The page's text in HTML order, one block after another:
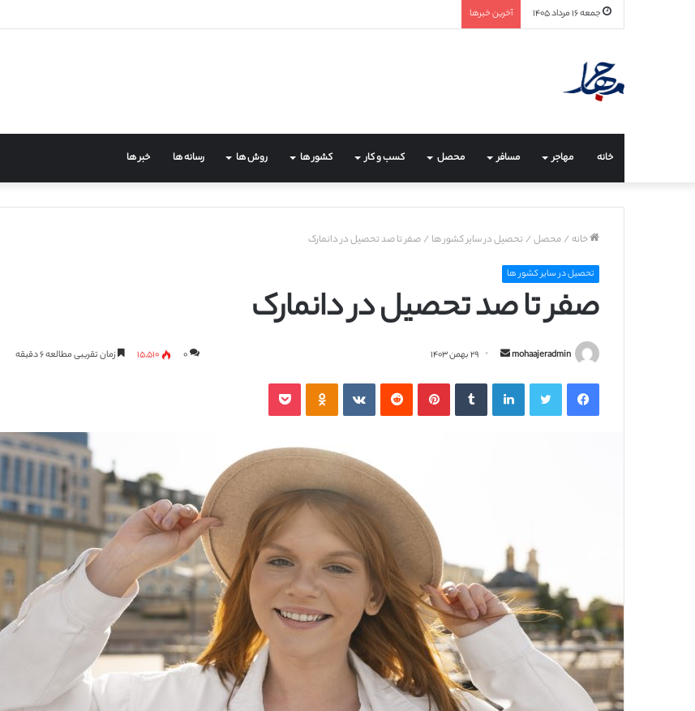
جمعه ۱۶ مرداد ۱۴۰۵ آخرین خبرها
خانه مهاجر مسافر محصل کسب و کار کشور ها روش ها رسانه ها خبر ها
خانه / محصل / تحصیل در سایر کشور ها / صفر تا صد تحصیل در دانمارک
تحصیل در سایر کشور ها
صفر تا صد تحصیل در دانمارک
mohaajeradmin
ا
ل
۲۹ بهمن ۱۴۰۳ ۰ ۱۵,۵۱۰ زمان تقریبی مطالعه ۶ دقیقه
فیسبوک لینکداین پینتریست